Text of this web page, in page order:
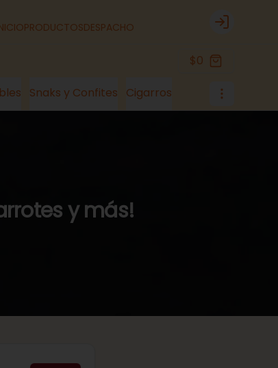
PRODUCTOSDESPACHO Login
$0
Snaks y Confites Cigarros
y más!